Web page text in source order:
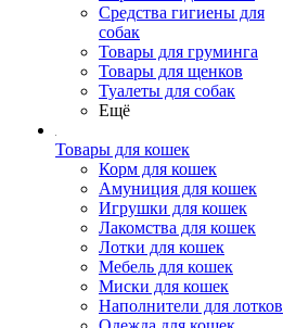
Средства гигиены для
собак
Товары для груминга
Товары для щенков
Туалеты для собак
Ещё
Товары для кошек
Корм для кошек
Амуниция для кошек
Игрушки для кошек
Лакомства для кошек
Лотки для кошек
Мебель для кошек
Миски для кошек
Наполнители для лотков